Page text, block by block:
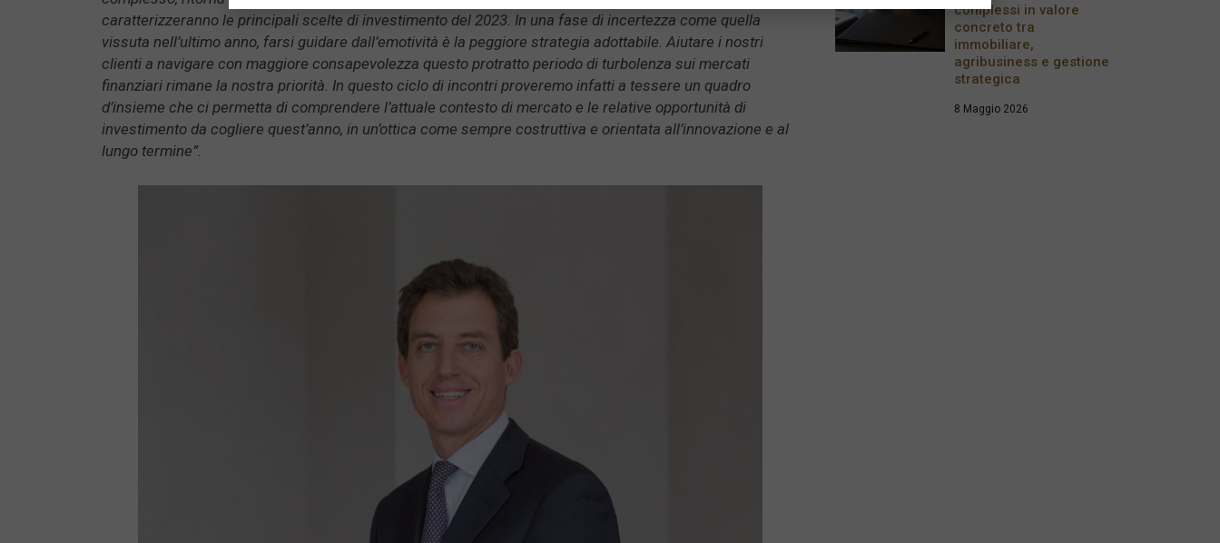
caratterizzeranno le principali scelte di investimento del 2023. In una fase di incertezza come quella
vissuta nell’ultimo anno, farsi guidare dall’emotività è la peggiore strategia adottabile. Aiutare i nostri
clienti a navigare con maggiore consapevolezza questo protratto periodo di turbolenza sui mercati
finanziari rimane la nostra priorità. In questo ciclo di incontri proveremo infatti a tessere un quadro
d’insieme che ci permetta di comprendere l’attuale contesto di mercato e le relative opportunità di
investimento da cogliere quest’anno, in un’ottica come sempre costruttiva e orientata all’innovazione e al
lungo termine”.
complessi in valore
concreto tra
immobiliare,
agribusiness e gestione
strategica
8 Maggio 2026